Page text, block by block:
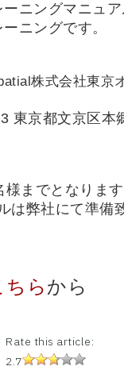
ニングマニュ
ニングです。
株式会社東
東京都文京区本
までとなります
は弊社にて準備
ちらから
Rate this article:
2.7